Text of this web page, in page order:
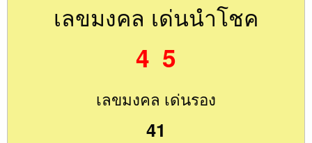
เลขมงคล เด่นนำโชค
4 5
เลขมงคล เด่นรอง
41